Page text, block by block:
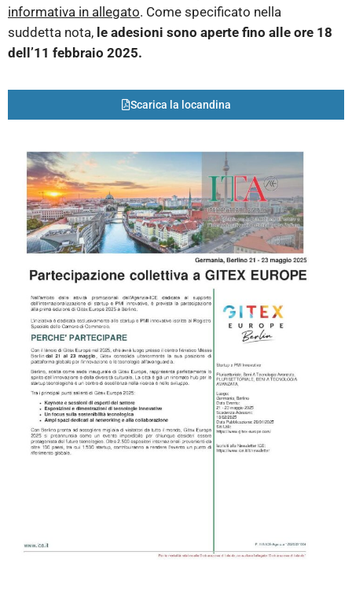
informativa in allegato. Come specificato nella
suddetta nota, le adesioni sono aperte fino alle ore 18
dell’11 febbraio 2025.
Scarica la locandina